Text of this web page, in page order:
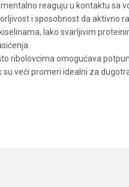
reaguju u kontaktu sa
i sposobnost da aktivno
lako svarljivim
ribolovcima omogućava
veći promeri idealni za